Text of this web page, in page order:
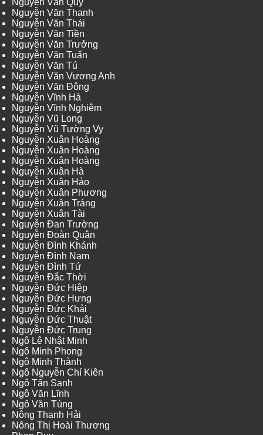
Nguyễn Văn Quý
Nguyễn Văn Thanh
Nguyễn Văn Thái
Nguyễn Văn Tiền
Nguyễn Văn Trưởng
Nguyễn Văn Tuấn
Nguyễn Văn Tú
Nguyễn Văn Vương Anh
Nguyễn Văn Đông
Nguyễn Vĩnh Hà
Nguyễn Vĩnh Nghiêm
Nguyễn Vũ Long
Nguyễn Vũ Tường Vy
Nguyễn Xuân Hoàng
Nguyễn Xuân Hoàng
Nguyễn Xuân Hoàng
Nguyễn Xuân Hà
Nguyễn Xuân Hảo
Nguyễn Xuân Phương
Nguyễn Xuân Tráng
Nguyễn Xuân Tài
Nguyễn Đan Trường
Nguyễn Đoàn Quân
Nguyễn Đình Khánh
Nguyễn Đình Nam
Nguyễn Đình Tứ
Nguyễn Đắc Thời
Nguyễn Đức Hiệp
Nguyễn Đức Hưng
Nguyễn Đức Khải
Nguyễn Đức Thuật
Nguyễn Đức Trung
Ngô Lê Nhật Minh
Ngô Minh Phong
Ngô Minh Thành
Ngô Nguyễn Chí Kiên
Ngô Tấn Sanh
Ngô Văn Lĩnh
Ngô Văn Tùng
Nông Thanh Hải
Nông Thị Hoài Thương